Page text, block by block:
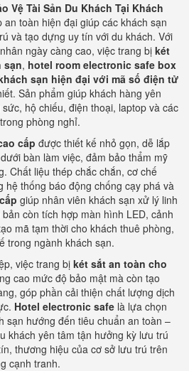
Vệ Tài Sản Du Khách Tại Khách
an toàn hiện đại giúp các khách sạn
và tạo dựng uy tín với du khách. Với
ngày càng cao, việc trang bị két
sạn, hotel room electronic safe box
sạn hiện đại với mã số điện tử
Sản phẩm giúp khách hàng yên
hộ chiếu, điện thoại, laptop và các
phòng nghỉ.
cấp được thiết kế nhỏ gọn, dễ lắp
bàn làm việc, đảm bảo thẩm mỹ
Chất liệu thép chắc chắn, cơ chế
hệ thống báo động chống cạy phá và
giúp nhân viên khách sạn xử lý linh
còn tích hợp màn hình LED, cảnh
mã tạm thời cho khách thuê phòng,
trong ngành khách sạn.
việc trang bị két sắt an toàn cho
cao mức độ bảo mật mà còn tạo
góp phần cải thiện chất lượng dịch
Hotel electronic safe là lựa chọn
sạn hướng đến tiêu chuẩn an toàn –
khách yên tâm tận hưởng kỳ lưu trú
thương hiệu của cơ sở lưu trú trên
cạnh tranh.